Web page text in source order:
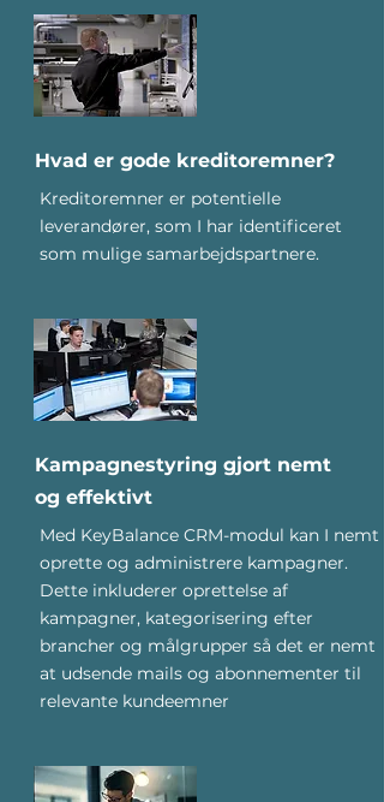
Hvad er gode kreditoremner?
Kreditoremner er potentielle
leverandører, som I har identificeret
som mulige samarbejdspartnere.
Kampagnestyring gjort nemt
og effektivt
Med KeyBalance CRM-modul kan I nemt
oprette og administrere kampagner.
Dette inkluderer oprettelse af
kampagner, kategorisering efter
brancher og målgrupper så det er nemt
at udsende mails og abonnementer til
relevante kundeemner